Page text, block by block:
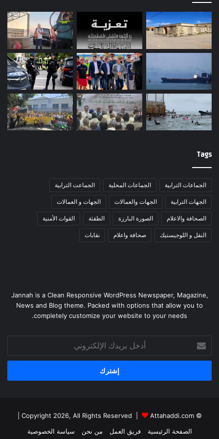
Tags
الجماعات الترابية الجماعات المحلية الجماعت الترابية
الجهات الترابية الجهات والعمالات الجهات و العمالات
الصحافة والاعلام الصورة البارزة الطقثة القوات الأمنية
النقل و اللوجيستيك صحافة واعلام نقابات
Jannah is a Clean Responsive WordPress Newspaper, Magazine,
News and Blog theme. Packed with options that allow you to
completely customize your website to your needs.
بريدك
الإلكتروني
© Copyright 2026, All Rights Reserved |
Attahaddi.com
الصفحة الرئيسية
فريق العمل من نحن سياسة الخصوصية